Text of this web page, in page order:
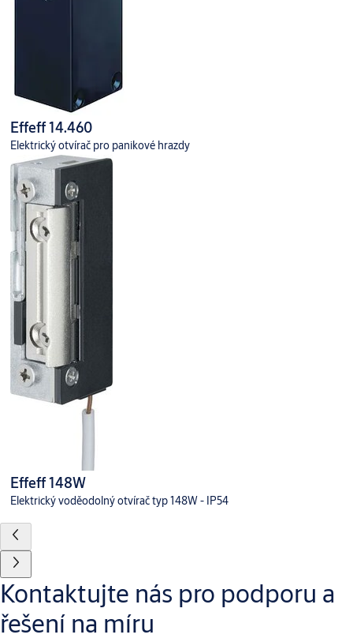
Effeff 14.460
Elektrický otvírač pro panikové hrazdy
Effeff 148W
Elektrický voděodolný otvírač typ 148W - IP54
Kontaktujte nás pro podporu a
řešení na míru